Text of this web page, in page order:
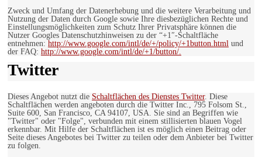
Zweck und Umfang der Datenerhebung und die weitere Verarbeitung und
Nutzung der Daten durch Google sowie Ihre diesbezüglichen Rechte und
Einstellungsmöglichkeiten zum Schutz Ihrer Privatsphäre können die
Nutzer Googles Datenschutzhinweisen zu der “+1″-Schaltfläche
entnehmen: http://www.google.com/intl/de/+/policy/+1button.html und
der FAQ: http://www.google.com/intl/de/+1/button/.
Twitter
Dieses Angebot nutzt die Schaltflächen des Dienstes Twitter. Diese
Schaltflächen werden angeboten durch die Twitter Inc., 795 Folsom St.,
Suite 600, San Francisco, CA 94107, USA. Sie sind an Begriffen wie
"Twitter" oder "Folge", verbunden mit einem stillisierten blauen Vogel
erkennbar. Mit Hilfe der Schaltflächen ist es möglich einen Beitrag oder
Seite dieses Angebotes bei Twitter zu teilen oder dem Anbieter bei Twitter
zu folgen.